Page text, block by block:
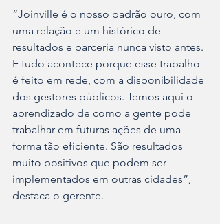
“Joinville é o nosso padrão ouro, com
uma relação e um histórico de
resultados e parceria nunca visto antes.
E tudo acontece porque esse trabalho
é feito em rede, com a disponibilidade
dos gestores públicos. Temos aqui o
aprendizado de como a gente pode
trabalhar em futuras ações de uma
forma tão eficiente. São resultados
muito positivos que podem ser
implementados em outras cidades”,
destaca o gerente.